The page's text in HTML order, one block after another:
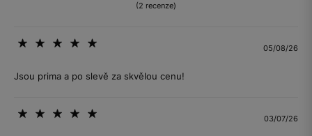
(2 recenze)
05/08/26
Jsou prima a po slevě za skvělou cenu!
03/07/26